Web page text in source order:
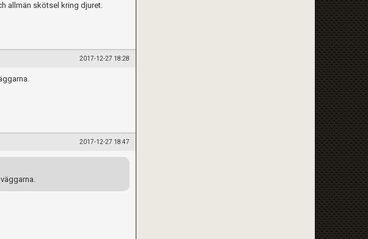
allmän skötsel kring djuret.
2017-12-27 18:28
2017-12-27 18:47